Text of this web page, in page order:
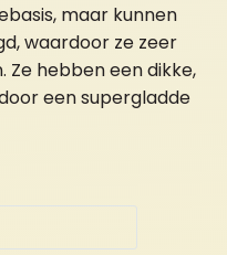
maar kunnen
waardoor ze zeer
Ze hebben een dikke,
een supergladde